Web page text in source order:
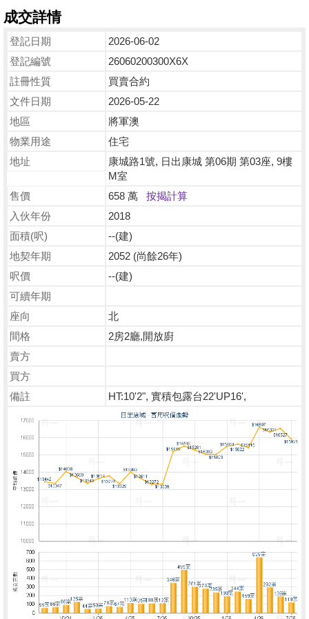
成交詳情
登記日期
2026-06-02
登記編號
26060200300X6X
註冊性質
買賣合約
文件日期
2026-05-22
地區
將軍澳
物業用途
住宅
地址
康城路1號, 日出康城 第06期 第03座, 9樓
M室
售價
658 萬 按揭計算
入伙年份
2018
面積(呎)
--(建)
地契年期
2052 (尚餘26年)
呎價
--(建)
可續年期
座向
北
間格
2房2廳,開放廚
賣方
買方
備註
HT:10'2", 實積包露台22'UP16',